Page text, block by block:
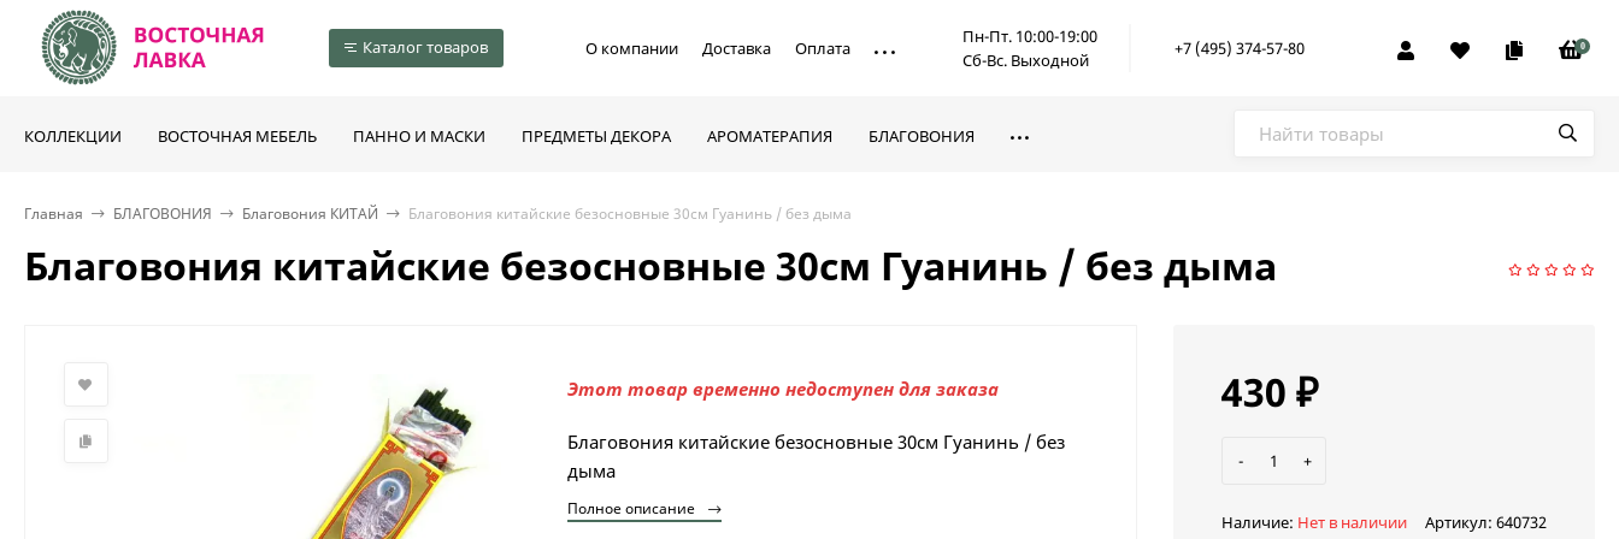
Каталог товаров О компании Доставка Оплата
Пн-Пт. 10:00-19:00
Сб-Вс. Выходной
+7 (495) 374-57-80 0
КОЛЛЕКЦИИ ВОСТОЧНАЯ МЕБЕЛЬ ПАННО И МАСКИ ПРЕДМЕТЫ ДЕКОРА АРОМАТЕРАПИЯ БЛАГОВОНИЯ
Главная БЛАГОВОНИЯ Благовония КИТАЙ Благовония китайские безосновные 30см Гуанинь / без дыма
Благовония китайские безосновные 30см Гуанинь / без дыма
Этот товар временно недоступен для заказа
Благовония китайские безосновные 30см Гуанинь / без
дыма
Полное описание
430 ₽
- +
Наличие: Нет в наличии Артикул: 640732